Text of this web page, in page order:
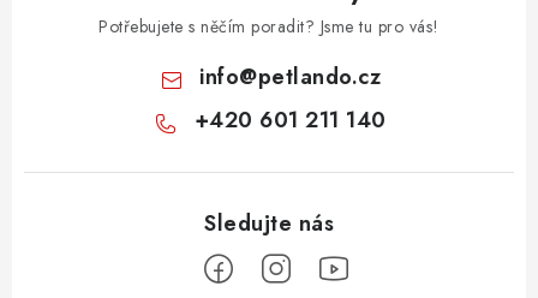
Potřebujete s něčím poradit? Jsme tu pro vás!
info@petlando.cz
+420 601 211 140